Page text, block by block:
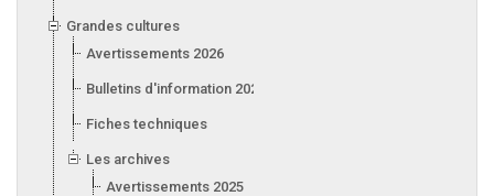
Grandes cultures
Avertissements 2026
Bulletins d'information 2026
Fiches techniques
Les archives
Avertissements 2025